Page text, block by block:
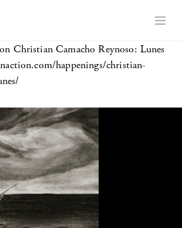
Christian Camacho Reynoso: Lunes
happenings/christian-